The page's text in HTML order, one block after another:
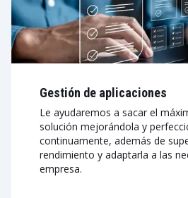
Gestión de aplicaciones
Le ayudaremos a sacar el
solución mejorándola y
continuamente, además de
rendimiento y adaptarla a las
empresa.